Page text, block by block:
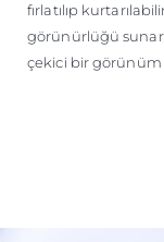
fırlatılıp
görünürlüğü
çekici bir görünüm